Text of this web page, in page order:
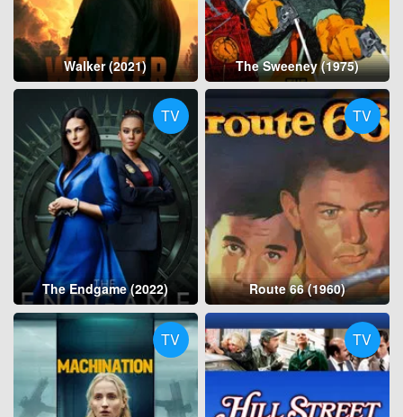
Walker (2021) The Sweeney (1975)
TV
The Endgame (2022)
TV
Route 66 (1960)
TV TV